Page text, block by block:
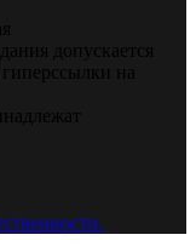
допускается
на